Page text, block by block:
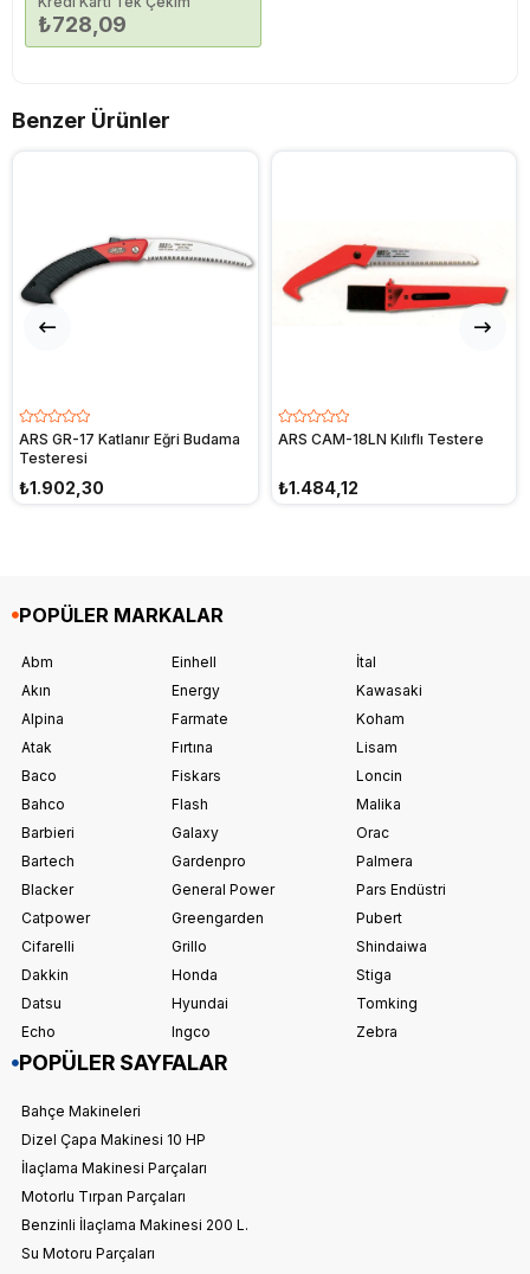
₺728,09
Benzer Ürünler
ARS GR-17 Katlanır Eğri Budama
Testeresi
₺1.902,30
ARS CAM-18LN Kılıflı Testere
₺1.484,12
POPÜLER MARKALAR
Abm
Akın
Alpina
Atak
Baco
Bahco
Barbieri
Bartech
Blacker
Catpower
Cifarelli
Dakkin
Datsu
Echo
Einhell
Energy
Farmate
Fırtına
Fiskars
Flash
Galaxy
Gardenpro
General Power
Greengarden
Grillo
Honda
Hyundai
Ingco
İtal
Kawasaki
Koham
Lisam
Loncin
Malika
Orac
Palmera
Pars Endüstri
Pubert
Shindaiwa
Stiga
Tomking
Zebra
POPÜLER SAYFALAR
Bahçe Makineleri
Dizel Çapa Makinesi 10 HP
İlaçlama Makinesi Parçaları
Motorlu Tırpan Parçaları
Benzinli İlaçlama Makinesi 200 L.
Su Motoru Parçaları